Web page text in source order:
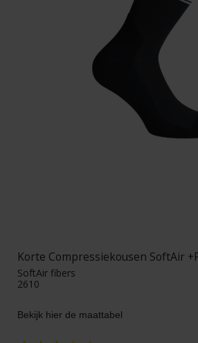
Korte Compressiekousen SoftAir
SoftAir fibers
2610
Bekijk hier de maattabel